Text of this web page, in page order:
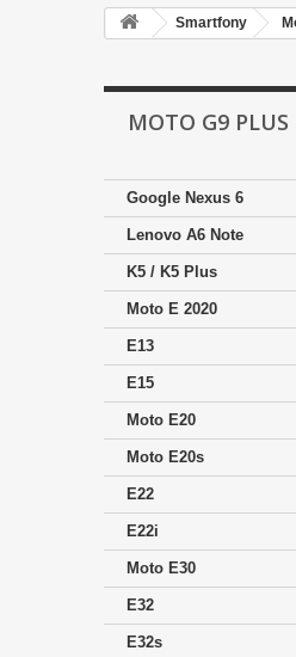
Smartfony
MOTO G9 PLUS
Google Nexus 6
Lenovo A6 Note
K5 / K5 Plus
Moto E 2020
E13
E15
Moto E20
Moto E20s
E22
E22i
Moto E30
E32
E32s